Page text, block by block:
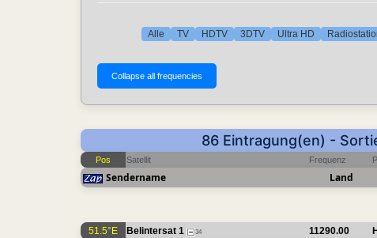
Alle TV HDTV 3DTV Ultra HD
86 Eintragung(en) -
Pos Satellit Frequenz
Sendername Land
51.5°E Belintersat 1 34 11290.00 H